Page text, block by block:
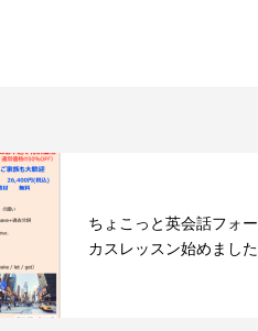
ちょこっと英会話フォー
カスレッスン始めました